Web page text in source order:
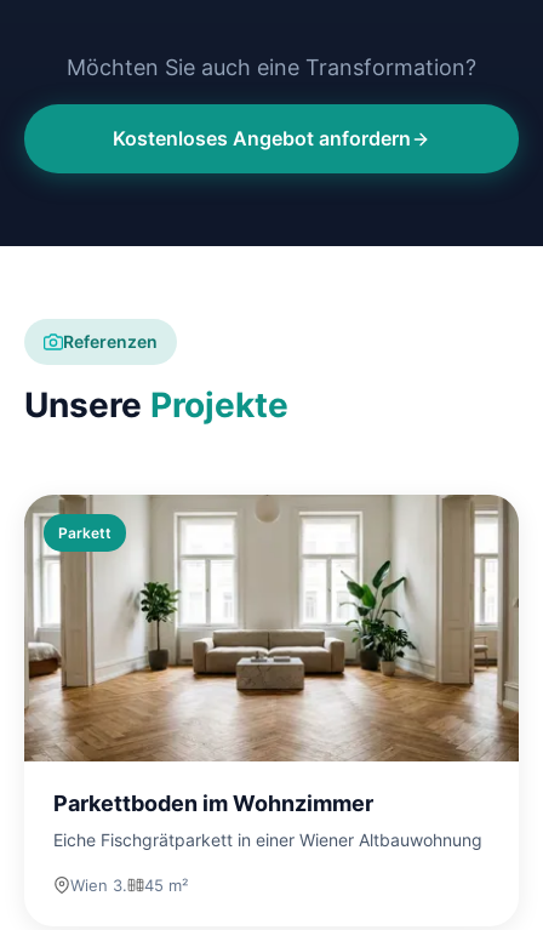
Möchten Sie auch eine Transformation?
Kostenloses Angebot anfordern
Referenzen
Unsere Projekte
Parkett
Parkettboden im Wohnzimmer
Eiche Fischgrätparkett in einer Wiener Altbauwohnung
Wien 3. 45 m²